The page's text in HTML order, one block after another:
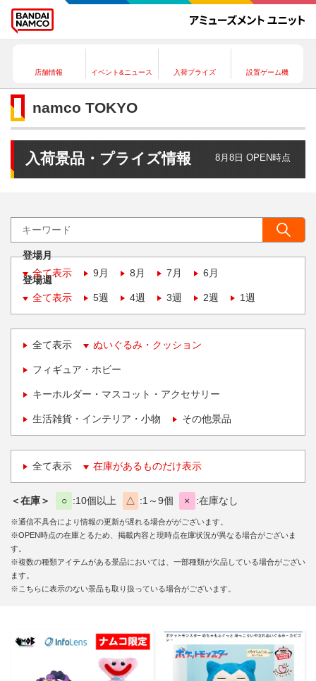
店舗情報 イベント&ニュース 入荷プライズ 設置ゲーム機
namco TOKYO
入荷景品・プライズ情報 8月8日 OPEN時点
登場月
全て表示
9月 8月 7月 6月
登場週
全て表示
5週 4週 3週 2週 1週
全て表示 ぬいぐるみ・クッション
フィギュア・ホビー
キーホルダー・マスコット・アクセサリー
生活雑貨・インテリア・小物 その他景品
全て表示 在庫があるものだけ表示
＜在庫＞ ○ 10個以上 △ 1～9個 × 在庫なし
※通信不具合により情報の更新が遅れる場合ががございます。
※OPEN時点の在庫とるため、掲載内容と現時点在庫状況が異なる場合がございま
す。
※複数の種類アイテムがある景品においては、一部種類が欠品している場合がござい
ます。
※こちらに表示のない景品も取り扱っている場合がございます。